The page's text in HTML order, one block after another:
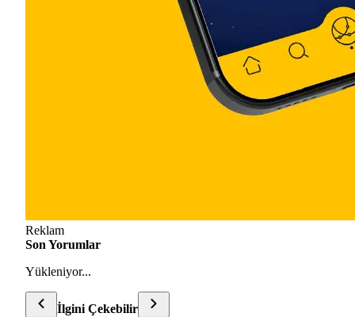
Reklam
Son Yorumlar
Yükleniyor...
İlgini Çekebilir